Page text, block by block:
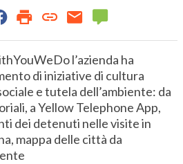
l’azienda ha
di iniziative di cultura
e tutela dell’ambiente: da
a Yellow Telephone App,
dei detenuti nelle visite in
mappa delle città da